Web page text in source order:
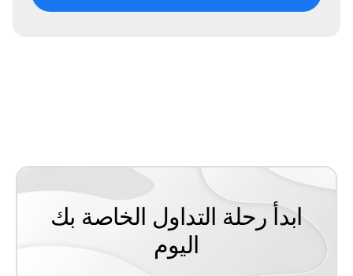
ابدأ رحلة التداول الخاصة بك
اليوم